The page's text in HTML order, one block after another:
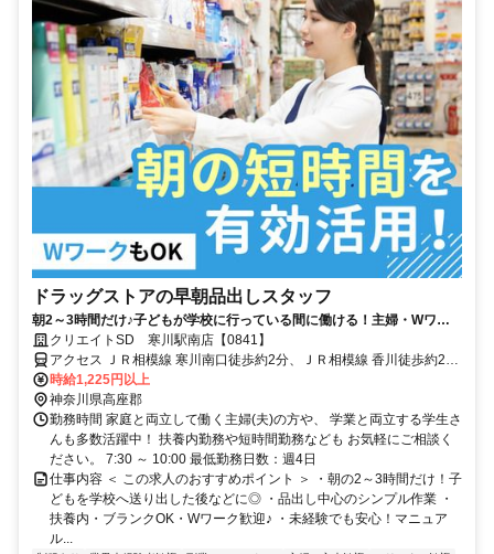
ドラッグストアの早朝品出しスタッフ
朝2～3時間だけ♪子どもが学校に行っている間に働ける！主婦・Wワー
ク活躍中
クリエイトSD 寒川駅南店【0841】
アクセス ＪＲ相模線 寒川南口徒歩約2分、ＪＲ相模線 香川徒歩約22
分、ＪＲ相模線 宮山徒歩約26分
時給1,225円以上
神奈川県高座郡
勤務時間 家庭と両立して働く主婦(夫)の方や、 学業と両立する学生さ
んも多数活躍中！ 扶養内勤務や短時間勤務なども お気軽にご相談く
ださい。 7:30 ～ 10:00 最低勤務日数：週4日
仕事内容 ＜ この求人のおすすめポイント ＞ ・朝の2～3時間だけ！子
どもを学校へ送り出した後などに◎ ・品出し中心のシンプル作業 ・
扶養内・ブランクOK・Wワーク歓迎♪ ・未経験でも安心！マニュア
ル...